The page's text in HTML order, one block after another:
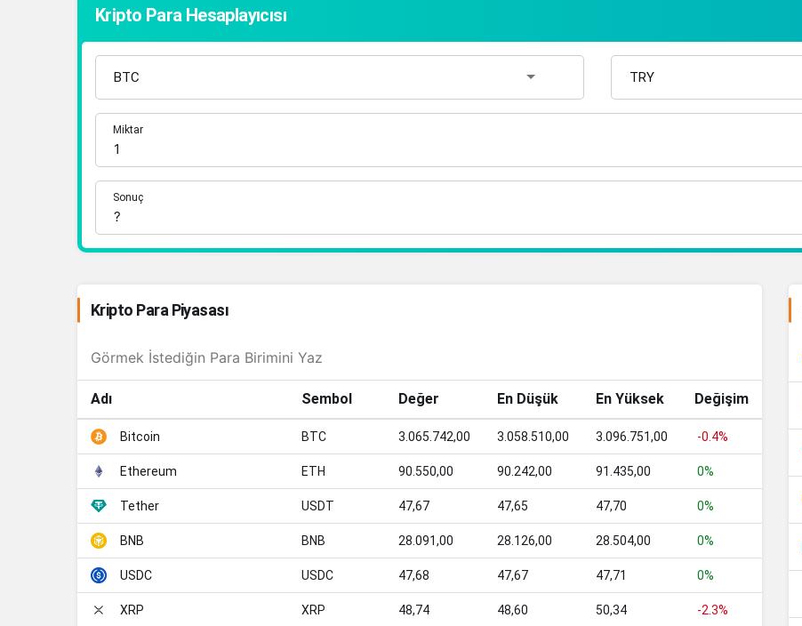
Kripto Para Hesaplayıcısı
Miktar
Sonuç
Kripto Para Piyasası
Adı Sembol Değer En Düşük En Yüksek Değişim
Bitcoin BTC 3.065.742,00 3.058.510,00 3.096.751,00 -0.4%
Ethereum ETH 90.550,00 90.242,00 91.435,00 0%
Tether USDT 47,67 47,65 47,70 0%
BNB BNB 28.091,00 28.126,00 28.504,00 0%
USDC USDC 47,68 47,67 47,71 0%
XRP XRP 48,74 48,60 50,34 -2.3%